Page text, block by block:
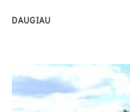
DAUGIAU